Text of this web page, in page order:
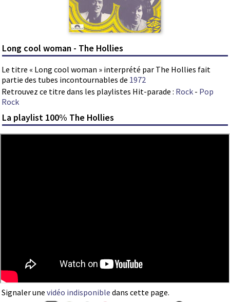
Long cool woman - The Hollies
Le titre « Long cool woman » interprété par The Hollies fait
partie des tubes incontournables de 1972
Retrouvez ce titre dans les playlistes Hit-parade : Rock - Pop
Rock
La playlist 100% The Hollies
Signaler une vidéo indisponible dans cette page.